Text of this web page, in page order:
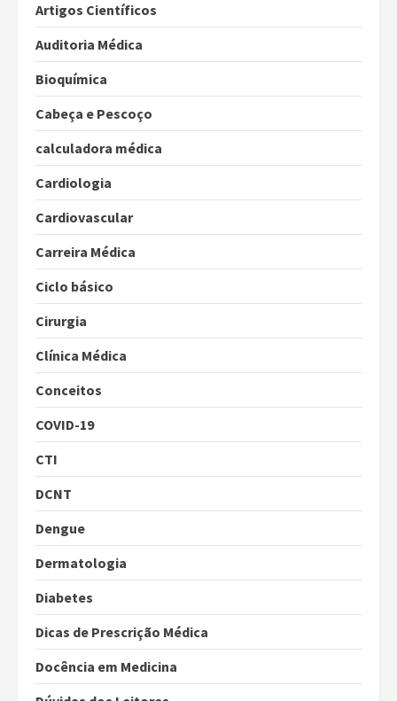
Artigos Científicos
Auditoria Médica
Bioquímica
Cabeça e Pescoço
calculadora médica
Cardiologia
Cardiovascular
Carreira Médica
Ciclo básico
Cirurgia
Clínica Médica
Conceitos
COVID-19
CTI
DCNT
Dengue
Dermatologia
Diabetes
Dicas de Prescrição Médica
Docência em Medicina